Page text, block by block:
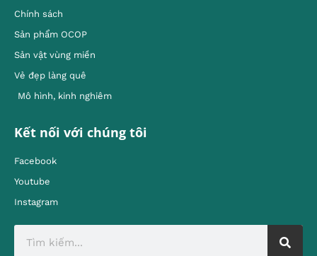
Chính sách
Sản phẩm OCOP
Sản vật vùng miền
Vẻ đẹp làng quê
Mô hình, kinh nghiêm
Kết nối với chúng tôi
Facebook
Youtube
Instagram